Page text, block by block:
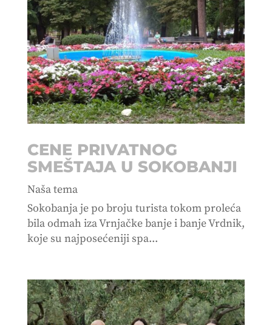
CENE PRIVATNOG
SMEŠTAJA U SOKOBANJI
Naša tema
Sokobanja je po broju turista tokom proleća
bila odmah iza Vrnjačke banje i banje Vrdnik,
koje su najposećeniji spa...